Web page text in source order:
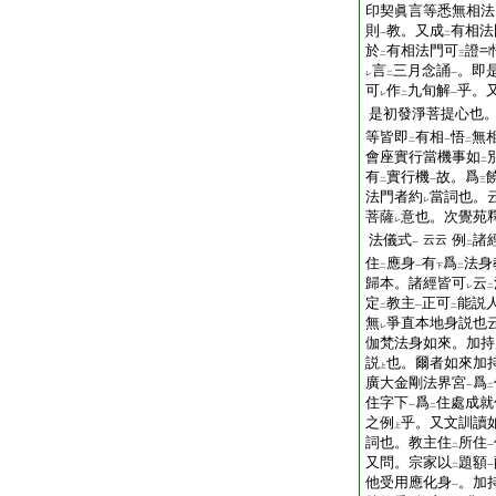
印契眞言等悉無相
則 一教。又成二有相
於二有相法門可三證
レ言二三月念誦一。即
可レ作二 九旬解一乎。
是初發淨菩提心也
等皆即 二有相一悟二無
會座實行當機事如 二
有二實行機一故。爲三
法門者約 レ當詞也。
菩薩レ意也。次覺苑
法儀式一 云云 例 二諸
住 二 應身一有下爲二法身
歸本。諸經皆可レ云 二
定 二教主一正可二能説
無レ爭直本地身説也
伽梵法身如來。加
説 上也。爾者如來加
廣大金剛法界宮一爲二
住字下一爲二住處成
之例
上乎。又文訓讀
詞也。教主住 二 所住一
又問。宗家以 二 題額一
他受用應化身一。加